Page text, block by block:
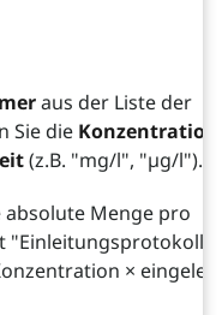
aus der Liste der
Sie die Konzentration
(z.B. "mg/l", "µg/l").
absolute Menge pro
"Einleitungsprotokoll"
×